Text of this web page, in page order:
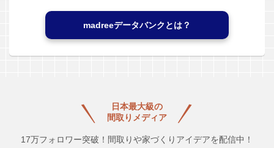
madreeデータバンクとは？
日本最大級の
間取りメディア
17万フォロワー突破！間取りや家づくりアイデアを配信中！